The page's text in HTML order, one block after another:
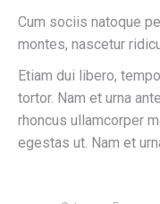
Cum sociis natoque
montes, nascetur
Etiam dui libero,
tortor. Nam et urna
rhoncus ullamcorper
egestas ut. Nam et